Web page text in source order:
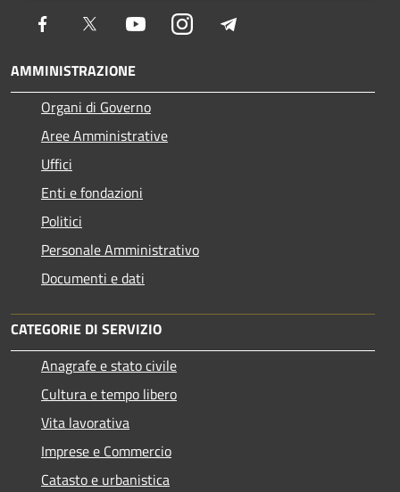
Facebook Twitter YoutubeInstagram
AMMINISTRAZIONE
Organi di Governo
Aree Amministrative
Uffici
Enti e fondazioni
Politici
Personale Amministrativo
Documenti e dati
CATEGORIE DI SERVIZIO
Anagrafe e stato civile
Cultura e tempo libero
Vita lavorativa
Imprese e Commercio
Catasto e urbanistica